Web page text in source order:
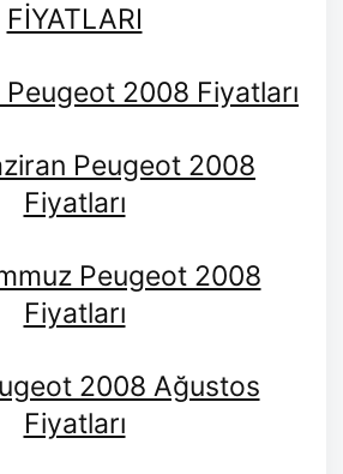
FİYATLARI
Peugeot 2008 Fiyatları
Peugeot 2008
Fiyatları
Peugeot 2008
Fiyatları
2008 Ağustos
Fiyatları